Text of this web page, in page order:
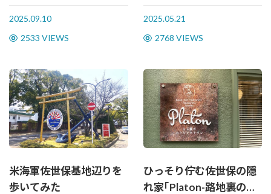
2025.09.10
2533 VIEWS
2025.05.21
2768 VIEWS
米海軍佐世保基地辺りを
歩いてみた
ひっそり佇む佐世保の隠
れ家｢Platon-路地裏の小